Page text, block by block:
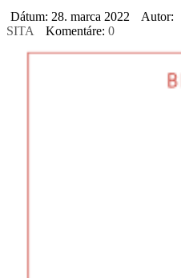
Dátum: 28. marca 2022
Autor:
SITA
Komentáre: 0